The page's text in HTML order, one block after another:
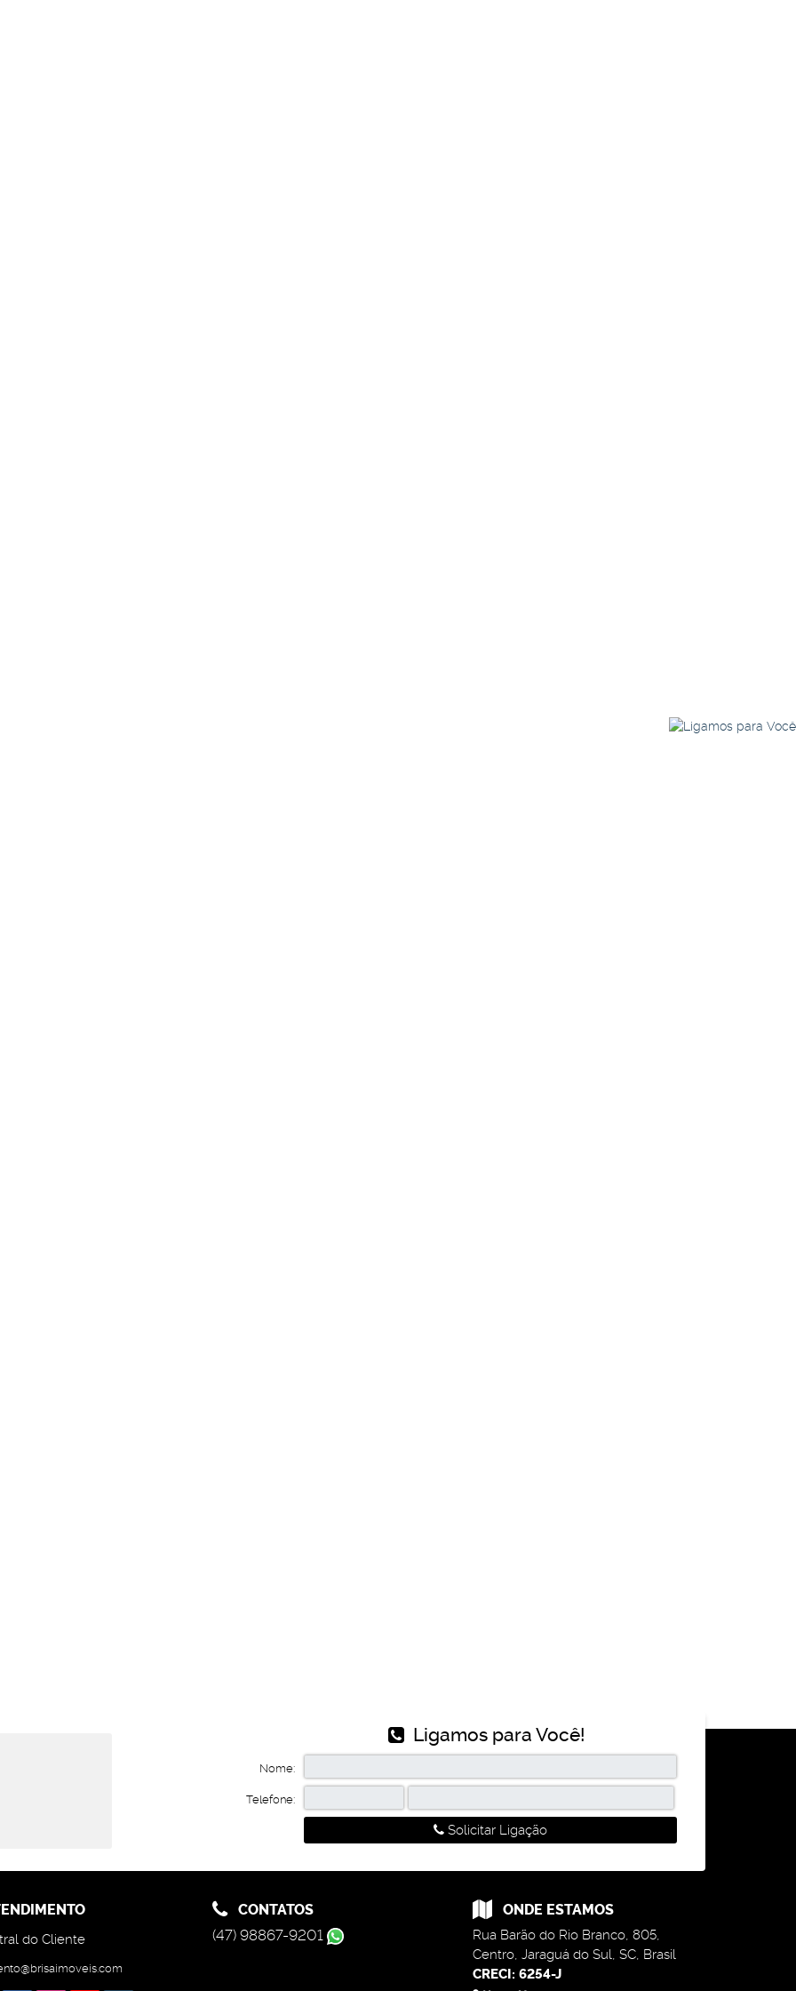
Ligamos para Você!
Nome:
Telefone:
Solicitar Ligação
do Cliente
CONTATOS
(47) 98867-9201
ONDE ESTAMOS
Rua Barão do Rio Branco, 805,
Centro, Jaraguá do Sul, SC, Brasil
CRECI: 6254-J